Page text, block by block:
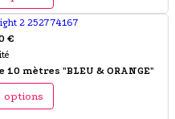
€
mètres "BLEU & ORANGE"
options